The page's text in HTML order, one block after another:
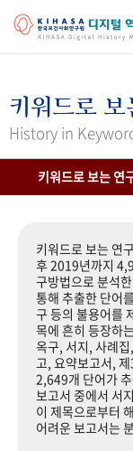
걸어온 길 기관 변
연구 역사
기록물 아카이브
사진 아카이브 문
+1주년 기념
성과 50선 숫자
세계와 함께 한
키워드로
History in
키워드로 보는 연
키워드로 보는 연
후 2019년까지
구방법으로 분석
통해 추출한 단어
구 등의 불용어를
목에 흔히 등장하
옥구, 서지, 사례
고, 요약보고서,
2,649개 단어가
보고서 중에서 서
이 제목으로부터
어려운 보고서는